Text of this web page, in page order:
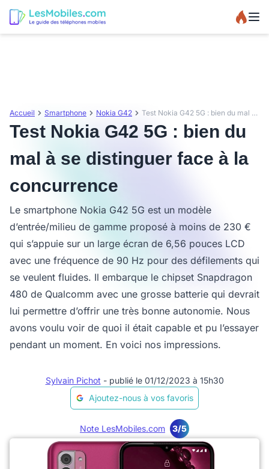
Accueil Smartphone Nokia G42 Test Nokia G42 5G : bien du mal à se distinguer face à la concurrence
Test Nokia G42 5G : bien du
mal à se distinguer face à la
concurrence
Le smartphone Nokia G42 5G est un modèle
d’entrée/milieu de gamme proposé à moins de 230 €
qui s’appuie sur un large écran de 6,56 pouces LCD
avec une fréquence de 90 Hz pour des défilements qui
se veulent fluides. Il embarque le chipset Snapdragon
480 de Qualcomm avec une grosse batterie qui devrait
lui permettre d’offrir une très bonne autonomie. Nous
avons voulu voir de quoi il était capable et pu l’essayer
pendant un moment. En voici nos impressions.
Sylvain Pichot - publié le 01/12/2023 à 15h30
Ajoutez-nous à vos favoris
Note LesMobiles.com 3/5